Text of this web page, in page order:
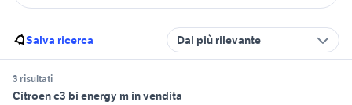
Salva ricerca Dal più rilevante
3 risultati
Citroen c3 bi energy m in vendita